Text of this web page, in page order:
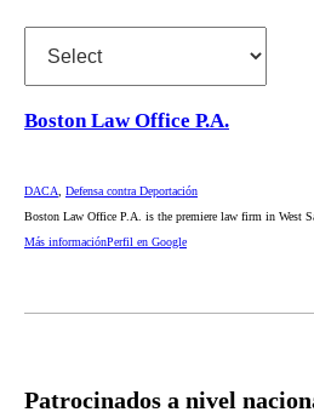
Boston Law Office P.A.
DACA
Defensa contra Deportación
Boston Law Office P.A. is the premiere law firm in West
Más informaciónPerfil en Google
Patrocinados a nivel